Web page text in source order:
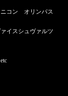
コン オリンパス
イスシュヴァルツ